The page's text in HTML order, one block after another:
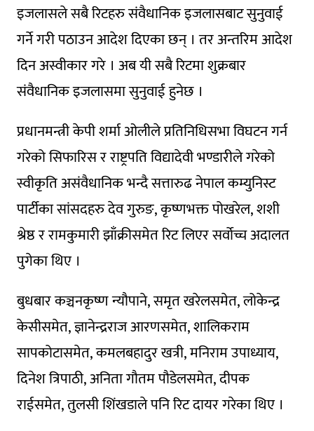
इजलासले सबै रिटहरु संवैधानिक इजलासबाट सुनुवाई
गर्ने गरी पठाउन आदेश दिएका छन् । तर अन्तरिम आदेश
दिन अस्वीकार गरे । अब यी सबै रिटमा शुक्रबार
सं‌वैधानिक इजलासमा सुनुवाई हुनेछ ।
प्रधानमन्त्री केपी शर्मा ओलीले प्रतिनिधिसभा विघटन गर्न
गरेको सिफारिस र राष्ट्रपति विद्यादेवी भण्डारीले गरेको
स्वीकृति असंवैधानिक भन्दै सत्तारुढ नेपाल कम्युनिस्ट
पार्टीका सां‌सदहरु देव गुरुङ, कृष्णभक्त पोखरेल, शशी
श्रेष्ठ र रामकुमारी झाँक्रीसमेत रिट लिएर सर्वोच्च अदालत
पुगेका थिए ।
बुधबार कञ्चनकृष्ण न्यौपाने, समृत खरेलसमेत, लोकेन्द्र
केसीसमेत, ज्ञानेन्द्रराज आरणसमेत, शालिकराम
सापकोटासमेत, कमलबहादुर खत्री, मनिराम उपाध्याय,
दिनेश त्रिपाठी, अनिता गौतम पौडेलसमेत, दीपक
राईसमेत, तुलसी शिंखडाले पनि रिट दायर गरेका थिए ।